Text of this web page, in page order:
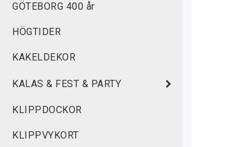
GÖTEBORG 400 år
HÖGTIDER
KAKELDEKOR
KALAS & FEST & PARTY
KLIPPDOCKOR
KLIPPVYKORT